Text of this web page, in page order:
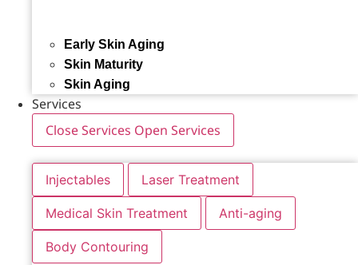
Early Skin Aging
Skin Maturity
Skin Aging
Services
Close Services Open Services
Injectables Laser Treatment
Medical Skin Treatment Anti-aging
Body Contouring